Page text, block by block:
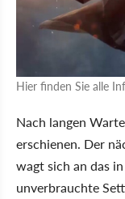
Hier finden Sie alle
Nach langen
erschienen. Der
wagt sich an das
unverbrauchte